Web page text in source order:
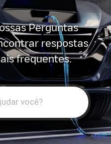
Perguntas
respostas
frequentes.